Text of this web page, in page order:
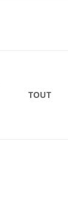
TOUT